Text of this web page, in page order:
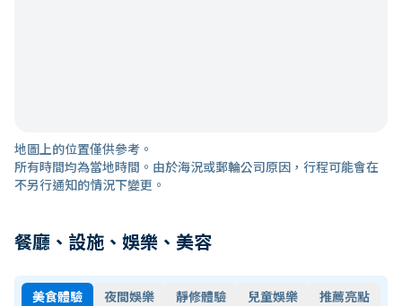
地圖上的位置僅供參考。
所有時間均為當地時間。由於海況或郵輪公司原因，行程可能會在
不另行通知的情況下變更。
餐廳、設施、娛樂、美容
美食體驗 夜間娛樂 靜修體驗 兒童娛樂 推薦亮點